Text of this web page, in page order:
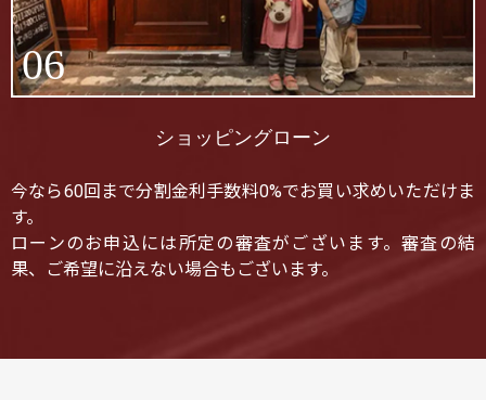
06
ショッピングローン
今なら60回まで分割金利手数料0%でお買い求めいただけま
す。
ローンのお申込には所定の審査がございます。審査の結
果、ご希望に沿えない場合もございます。